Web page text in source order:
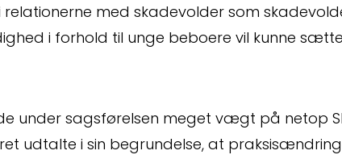
relationerne med skadevolder som
i forhold til unge beboere vil kunne
under sagsførelsen meget vægt på netop
udtalte i sin begrundelse, at